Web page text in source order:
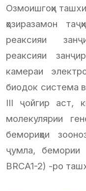
Озмоишгоҳи
ҳозиразамон
реаксияи
реаксияи
камераи
биодок система
III ҷойгир аст,
молекулярии
бемориҳои
ҷумла, бемории
BRCA1-2) -ро